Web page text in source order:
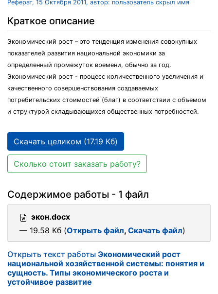
Реферат, 15 Октября 2011, автор: пользователь скрыл имя
Краткое описание
Экономический рост – это тенденция изменения совокупных
показателей развития национальной экономики за
определенный промежуток времени, обычно за год.
Экономический рост - процесс количественного увеличения и
качественного совершенствования создаваемых
потребительских стоимостей (благ) в соответствии с объемом
и структурой складывающихся общественных потребностей.
Скачать целиком (17.19 Кб)
Сколько стоит заказать работу?
Содержимое работы - 1 файл
экон.docx
— 19.58 Кб (Открыть файл, Скачать файл)
Открыть текст работы Экономический рост
национальной хозяйственной системы: понятия и
сущность. Типы экономического роста и
устойчивое развитие